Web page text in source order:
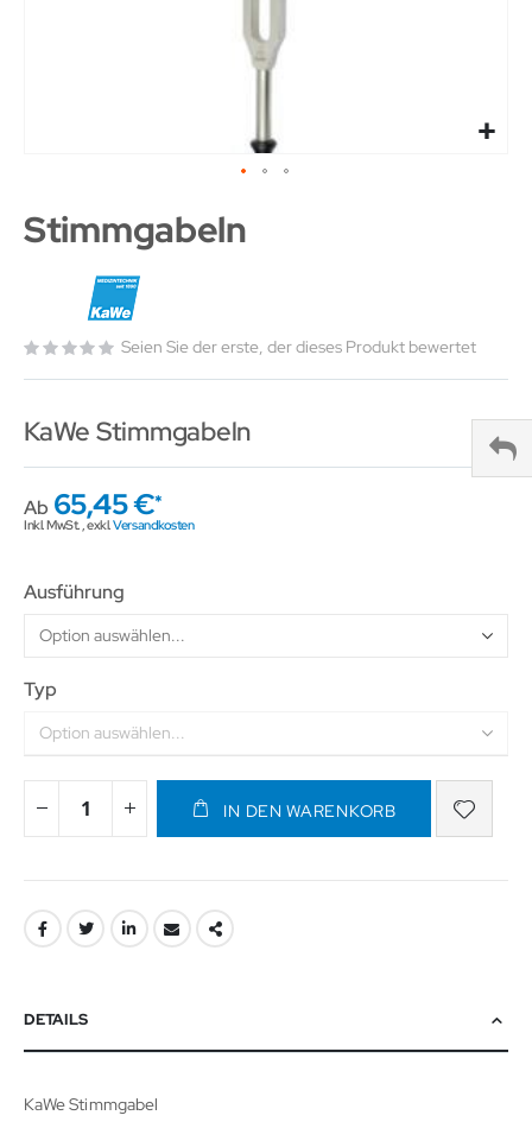
Stimmgabeln
Seien Sie der erste, der dieses Produkt bewertet
KaWe Stimmgabeln
Ab 65,45 €
Inkl. MwSt.,exkl.Versandkosten
Ausführung
Typ
IN DEN WARENKORB
DETAILS
KaWe Stimmgabel